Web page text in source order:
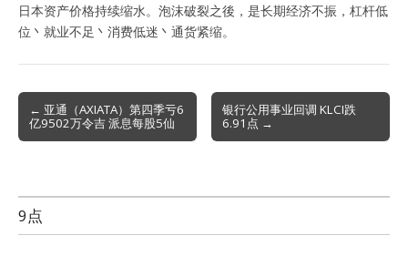
日本资产价格持续缩水。泡沫破裂之後，是长期经济不振，杠杆低
位丶就业不足丶消费低迷丶通货紧缩。
Post
navigation
← 亚通（AXIATA）第四季亏6
亿9502万令吉 派息每股5仙
银行公用事业回调 KLCI跌
6.91点 →
9点